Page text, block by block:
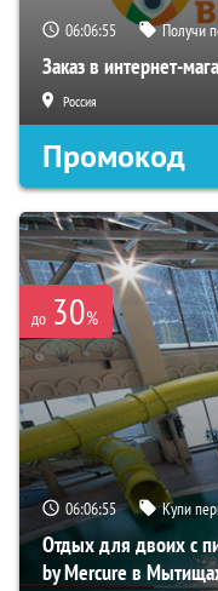
06:06:54 Получи
Заказ в интернет-
Россия
Промокод
до 30%
06:06:54 Купи
Отдых для двоих с
by Mercure в